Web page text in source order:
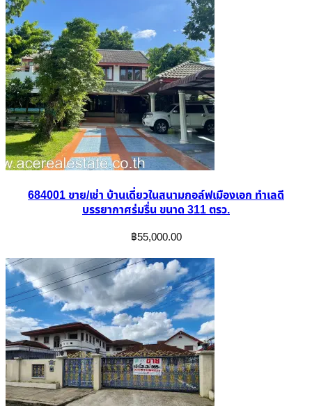
684001 ขาย/เช่า บ้านเดี่ยวในสนามกอล์ฟเมืองเอก ทำเลดี
บรรยากาศร่มรื่น ขนาด 311 ตรว.
฿55,000.00